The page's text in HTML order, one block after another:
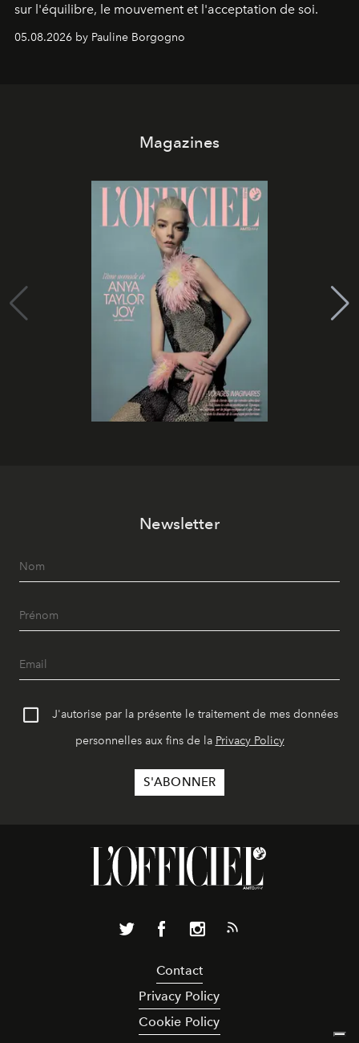
sur l'équilibre, le mouvement et l'acceptation de soi.
05.08.2026 by Pauline Borgogno
Magazines
Newsletter
J'autorise par la présente le traitement de mes données
personnelles aux fins de la Privacy Policy
Contact
Privacy Policy
Cookie Policy